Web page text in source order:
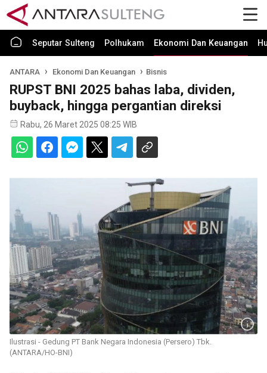
Seputar Sulteng Polhukam Ekonomi Dan Keuangan
ANTARA Ekonomi Dan Keuangan Bisnis
RUPST BNI 2025 bahas laba, dividen,
buyback, hingga pergantian direksi
Rabu, 26 Maret 2025 08:25 WIB
Ilustrasi - Gedung PT Bank Negara Indonesia (Persero) Tbk.
(ANTARA/HO-BNI)